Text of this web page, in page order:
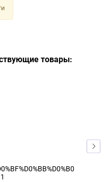
товары: